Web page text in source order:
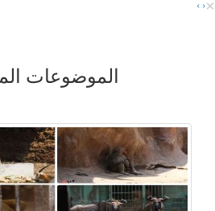
‹
› ×
الموضوعات